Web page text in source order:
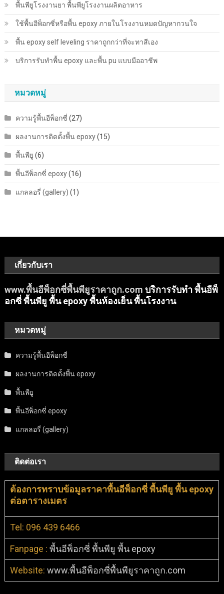
พื้นพียู​โรงงานยา พื้นพียู​โรงงานผลิตอาหาร
ใช้พื้นอีพ็อกซี่หรือพื้น epoxy ภายในโรงงานหมดปัญหากวนใจ
พื้น epoxy self leveling ราคาถูกกว่าที่จะทาสีเอง
บริการรับทำพื้น epoxy และพื้น pu แบบมืออาชีพ
หมวดหมู่
ความรู้พื้นอีพ็อกซี่ (27)
ผลงานการติดตั้งพื้น epoxy(15)
พื้นพียู (6)
พื้นอีพ็อกซี่ epoxy(16)
แกลลอรี่ (gallery) (1)
เกี่ยวกับเรา
www.พื้นอีพ็อกซี่พื้นพียูราคาถูก.com บริการรับทำ พื้นอีพ็
อกซี่ พื้นพียู พื้น epoxy พื้นห้องเย็น พื้นโรงงาน
หมวดหมู่
ความรู้พื้นอีพ็อกซี่
ผลงานการติดตั้งพื้น epoxy
พื้นพียู
พื้นอีพ็อกซี่ epoxy
แกลลอรี่ (gallery)
ติดต่อเรา
ต้องการทราบข้อมูลราคาพื้นอีพ็อกซี่ พื้นพียู พื้น epoxy
ต่อตารางเมตร
Tel: 096 439 6466
Fanpage :พื้นอีพ็อกซี่ พื้นพียู พื้น epoxy
Website:www.พื้นอีพ็อกซี่พื้นพียูราคาถูก.com